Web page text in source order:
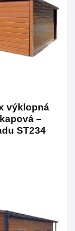
výklopná
–
ST234